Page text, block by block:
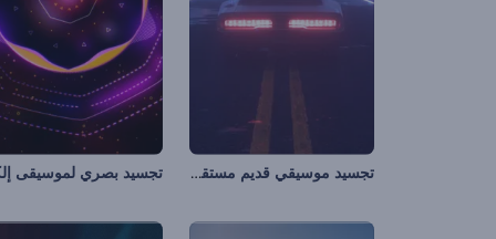
تجسيد موسيقي قديم مستقبلي